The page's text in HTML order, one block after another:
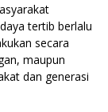
tertib berlalu
secara
maupun
dan generasi